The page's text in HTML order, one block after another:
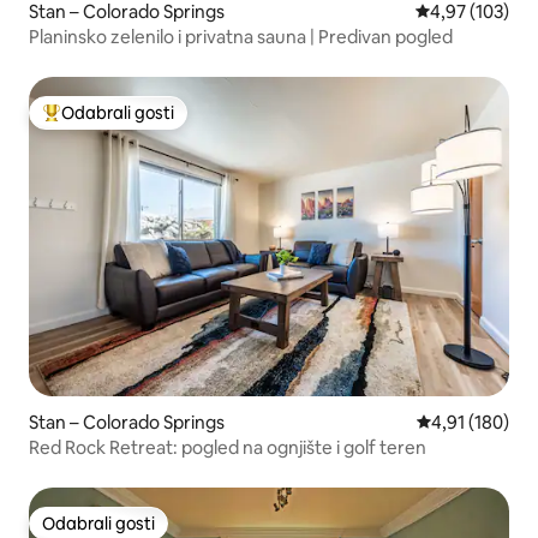
Stan – Colorado Springs Prosječna
4,97 (103)
Planinsko zelenilo i privatna sauna | Predivan pogled
Među najviše rangiranima s oznakom „Odabrali gosti”
Odabrali gosti
Stan – Colorado Springs Prosječna
4,91 (180)
Red Rock Retreat: pogled na ognjište i golf teren
Odabrali gosti